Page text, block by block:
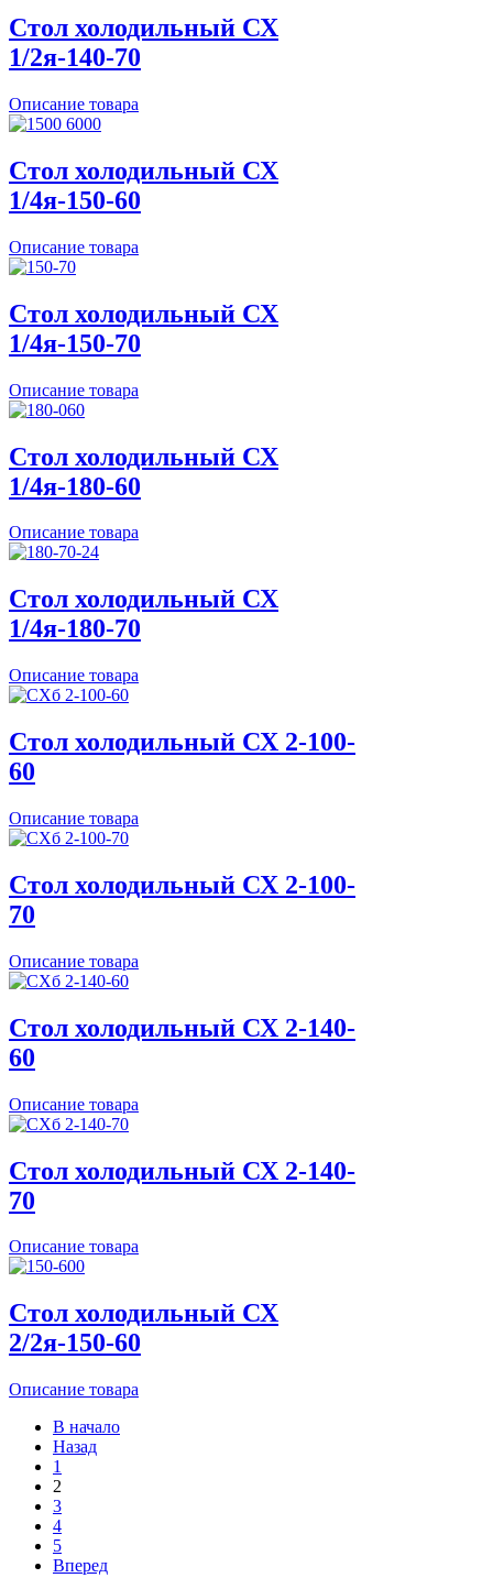
Стол холодильный СХ
1/2я-140-70
Описание товара
Стол холодильный СХ
1/4я-150-60
Описание товара
Стол холодильный СХ
1/4я-150-70
Описание товара
Стол холодильный СХ
1/4я-180-60
Описание товара
Стол холодильный СХ
1/4я-180-70
Описание товара
Стол холодильный СХ 2-100-
60
Описание товара
Стол холодильный СХ 2-100-
70
Описание товара
Стол холодильный СХ 2-140-
60
Описание товара
Стол холодильный СХ 2-140-
70
Описание товара
Стол холодильный СХ
2/2я-150-60
Описание товара
В начало
Назад
1
2
3
4
5
Вперед